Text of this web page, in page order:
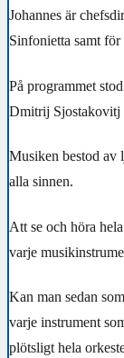
Johannes är
Sinfonietta samt
På programmet
Dmitrij Sjostakovitj
Musiken bestod av
alla sinnen.
Att se och höra
varje
Kan man sedan
varje instrument
plötsligt hela